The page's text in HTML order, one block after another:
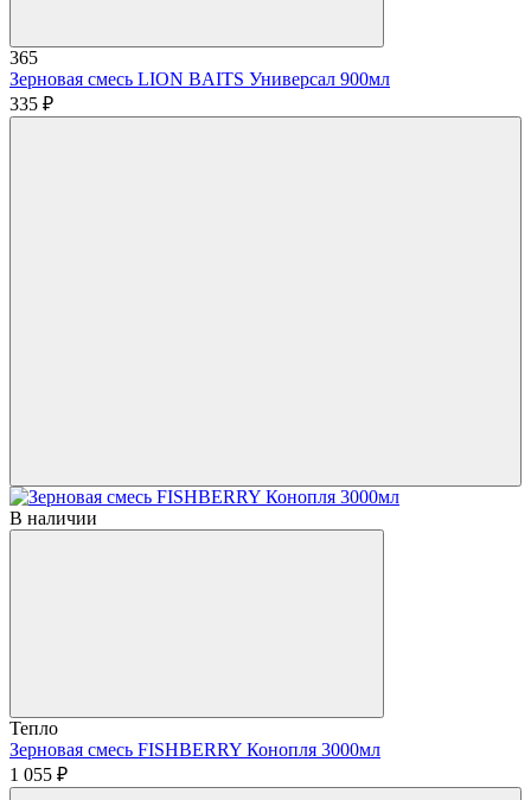
365
Зерновая смесь LION BAITS Универсал 900мл
335 ₽
В наличии
Тепло
Зерновая смесь FISHBERRY Конопля 3000мл
1 055 ₽